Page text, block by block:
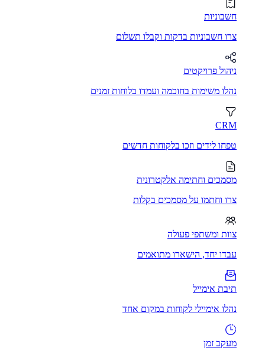
חשבוניות
צרו חשבוניות בדקות וקבלו תשלום
ניהול פרויקטים
נהלו משימות בחוכמה ועמדו בלוחות זמנים
CRM
טפחו לידים וזכו בלקוחות חדשים
מסמכים וחתימה אלקטרונית
צרו וחתמו על מסמכים בקלות
צוות ומשתפי פעולה
עבדו יחד, הישארו מתואמים
תיבת אימייל
נהלו אימיילי לקוחות במקום אחד
מעקב זמן